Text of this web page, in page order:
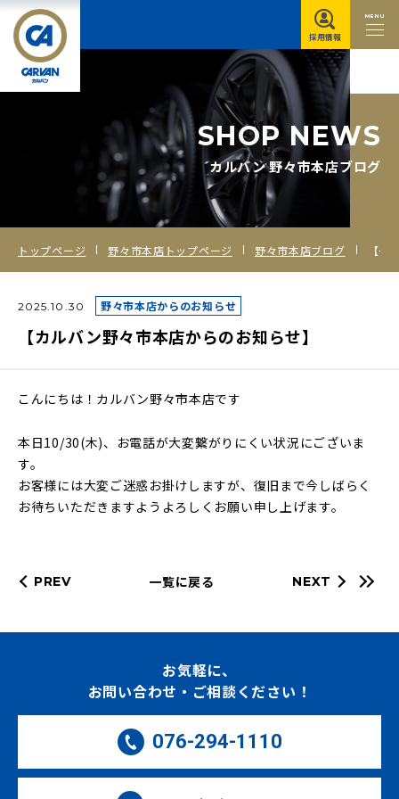
MENU
採用情報
SHOP NEWS
カルバン 野々市本店ブログ
トップページ 野々市本店トップページ 野々市本店ブログ 【カルバン野々市本店からのお知らせ】
2025.10.30 野々市本店からのお知らせ
【カルバン野々市本店からのお知らせ】
こんにちは！カルバン野々市本店です
本日10/30(木)、お電話が大変繋がりにくい状況にございま
す。
お客様には大変ご迷惑お掛けしますが、復旧まで今しばらく
お待ちいただきますようよろしくお願い申し上げます。
PREV 一覧に戻る NEXT
お気軽に、
お問い合わせ・ご相談ください！
076-294-1110